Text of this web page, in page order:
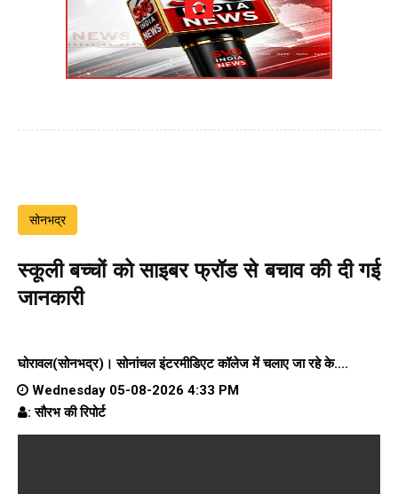
सोनभद्र
स्कूली बच्चों को साइबर फ्रॉड से बचाव की दी गई
जानकारी
घोरावल(सोनभद्र)। सोनांचल इंटरमीडिएट कॉलेजमें चलाए जा रहे के....
Wednesday 05-08-2026 4:33 PM
: सौरभ की रिपोर्ट